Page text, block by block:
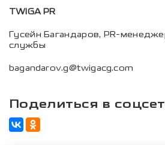
TWIGA PR
Гусейн Багандаров, PR-
службы
bagandarov.g@twigacg.com
Поделиться в